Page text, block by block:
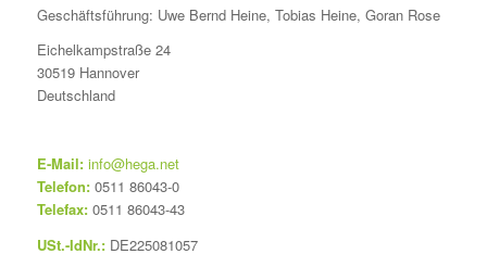
Geschäftsführung: Uwe Bernd Heine, Tobias Heine, Goran Rose
Eichelkampstraße 24
30519 Hannover
Deutschland
E-Mail: info@hega.net
Telefon:0511 86043-0
Telefax:0511 86043-43
USt.-IdNr.:DE225081057